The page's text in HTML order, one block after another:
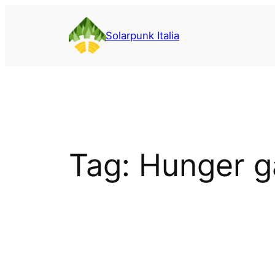
Solarpunk Italia
Tag: Hunger